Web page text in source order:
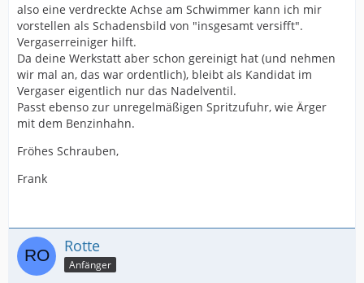
also eine verdreckte Achse am Schwimmer kann ich mir
vorstellen als Schadensbild von "insgesamt versifft".
Vergaserreiniger hilft.
Da deine Werkstatt aber schon gereinigt hat (und nehmen
wir mal an, das war ordentlich), bleibt als Kandidat im
Vergaser eigentlich nur das Nadelventil.
Passt ebenso zur unregelmäßigen Spritzufuhr, wie Ärger
mit dem Benzinhahn.
Fröhes Schrauben,
Frank
Rotte
Anfänger